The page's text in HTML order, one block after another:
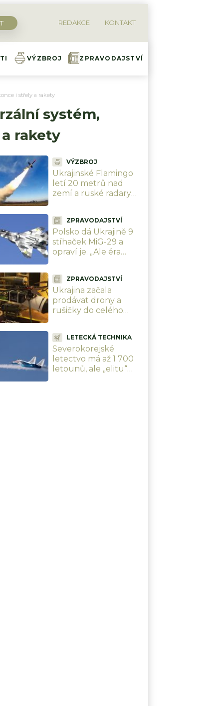
REDAKCE KONTAKT
VÝZBROJ ZPRAVODAJSTVÍ
i střely a rakety
systém,
rakety
VÝZBROJ
Ukrajinské Flamingo
letí 20 metrů nad
zemí a ruské radary
pomáhá s naváděním
ZPRAVODAJSTVÍ
Polsko dá Ukrajině 9
stíhaček MiG-29 a
opraví je. „Ale éra
vzkázala Varšava
ZPRAVODAJSTVÍ
Ukrajina začala
prodávat drony a
rušičky do celého
zbrojní byznys
uprostřed války
LETECKÁ TECHNIKA
Severokorejské
letectvo má až 1 700
letounů, ale „elitu“